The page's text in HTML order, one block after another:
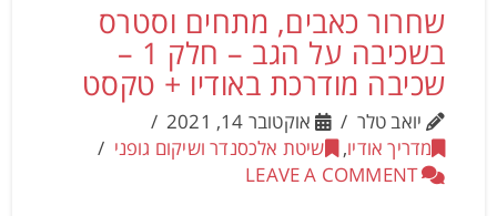
שחרור כאבים, מתחים וסטרס
בשכיבה על הגב – חלק 1 –
שכיבה מודרכת באודיו + טקסט
יואב טלר
אוקטובר 14, 2021
מדריך אודיו, שיטת אלכסנדר ושיקום גופני
LEAVE A COMMENT